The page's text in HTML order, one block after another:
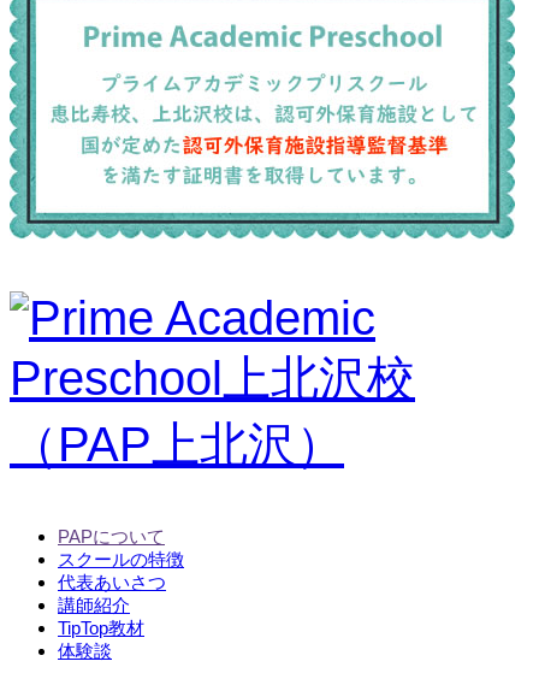
PAPについて
スクールの特徴
代表あいさつ
講師紹介
TipTop教材
体験談